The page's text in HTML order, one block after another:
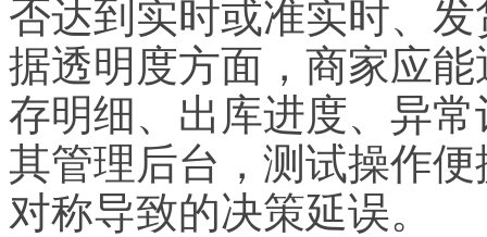
否达到实时或准实时、
据透明度方面，商家应
存明细、出库进度、异
其管理后台，测试操作
对称导致的决策延误。